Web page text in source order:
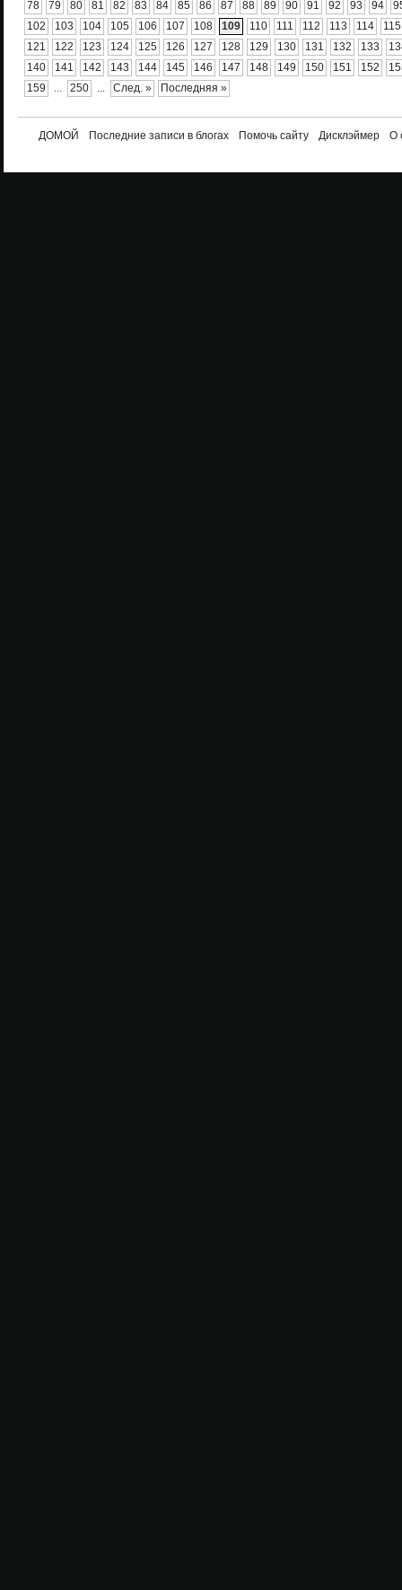
78 79 80 81 82 83 84 85 86 87 88 89 90 91 92 93 94
102
103 104 105 106 107 108 109 110 111 112 113 114
115
121
122 123 124 125 126 127 128 129 130 131 132 133
140
141 142 143 144 145 146 147 148 149 150 151 152
159
... 250 ... След. » Последняя »
ДОМОЙ Последние записи в блогах Помочь сайту Дисклэймер О